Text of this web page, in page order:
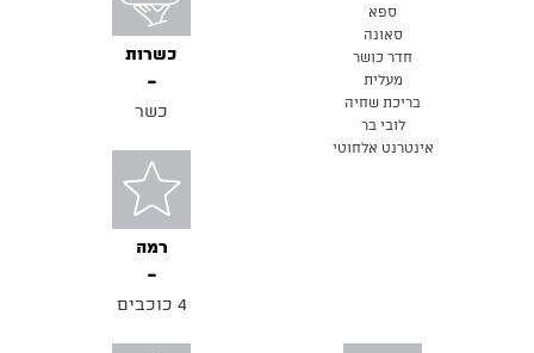
ספא
סאונה
חדר כושר
מעלית
בריכת שחיה
לובי בר
אינטרנט אלחוטי
כשרות
כשר
רמה
4 כוכבים